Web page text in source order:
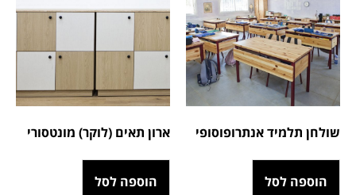
שולחן תלמיד אנתרופוסופי
הוספה לסל
ארון תאים (לוקר) מונטסורי
הוספה לסל